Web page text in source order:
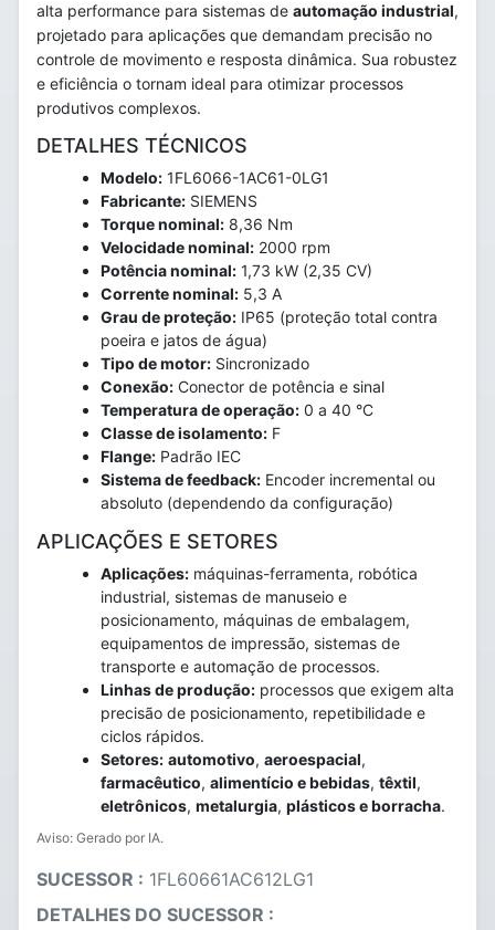
alta performance para sistemas de automação industrial,
projetado para aplicações que demandam precisão no
controle de movimento e resposta dinâmica. Sua robustez
e eficiência o tornam ideal para otimizar processos
produtivos complexos.
DETALHES TÉCNICOS
Modelo: 1FL6066-1AC61-0LG1
Fabricante: SIEMENS
Torque nominal: 8,36 Nm
Velocidade nominal: 2000 rpm
Potência nominal: 1,73 kW (2,35 CV)
Corrente nominal: 5,3 A
Grau de proteção: IP65 (proteção total contra
poeira e jatos de água)
Tipo de motor: Sincronizado
Conexão: Conector de potência e sinal
Temperatura de operação: 0 a 40 °C
Classe de isolamento: F
Flange: Padrão IEC
Sistema de feedback: Encoder incremental ou
absoluto (dependendo da configuração)
APLICAÇÕES E SETORES
Aplicações: máquinas-ferramenta, robótica
industrial, sistemas de manuseio e
posicionamento, máquinas de embalagem,
equipamentos de impressão, sistemas de
transporte e automação de processos.
Linhas de produção: processos que exigem alta
precisão de posicionamento, repetibilidade e
ciclos rápidos.
Setores: automotivo, aeroespacial,
farmacêutico, alimentício e bebidas, têxtil,
eletrônicos, metalurgia, plásticos e borracha.
Aviso: Gerado por IA.
SUCESSOR : 1FL60661AC612LG1
DETALHES DO SUCESSOR :